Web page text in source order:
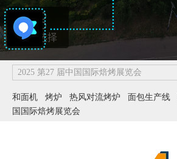
和面机 烤炉 热风对流烤炉 面包生产线
国国际焙烤展览会